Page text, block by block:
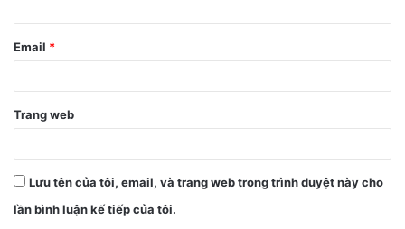
Email *
Trang web
Lưu tên của tôi, email, và trang web trong trình duyệt này cho
lần bình luận kế tiếp của tôi.